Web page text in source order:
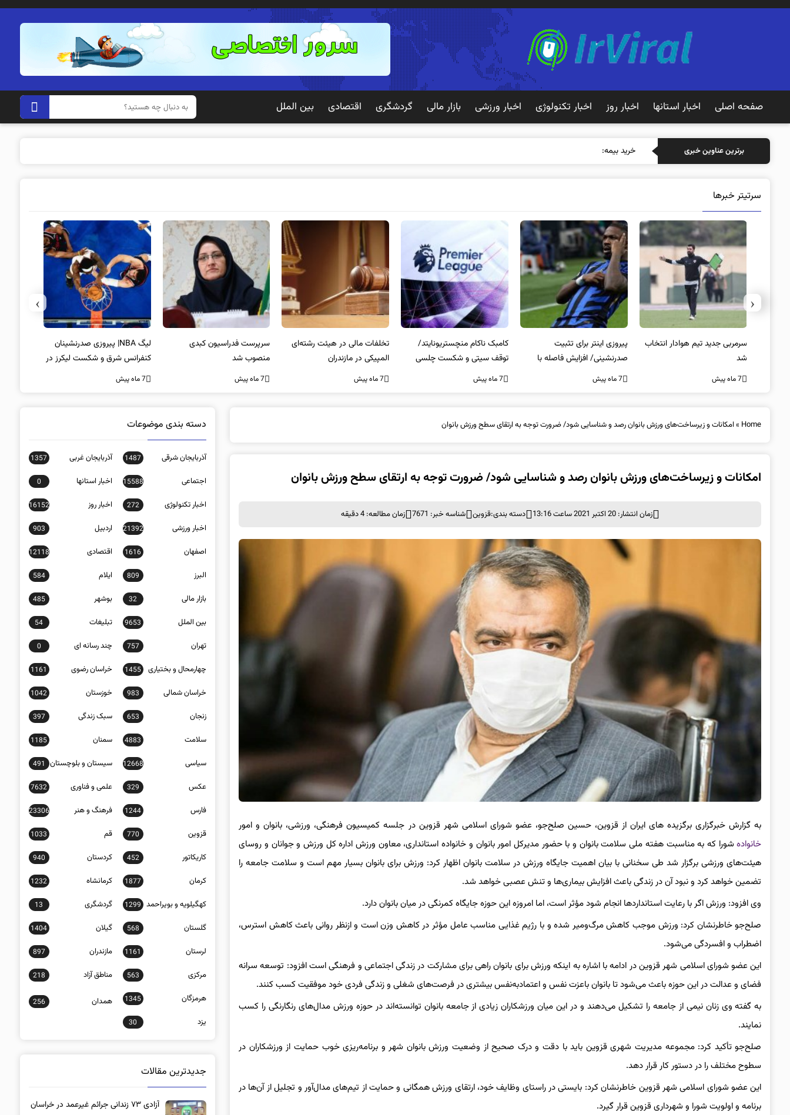
صفحه اصلی اخبار استانها اخبار روز اخبار تکنولوژی اخبار ورزشی بازار مالی گردشگری اقتصادی بین الملل
برترین عناوین خبری خرید بیمه: سنتی یا آنلاین؟ کدام
سرتیتر خبرها
سرمربی جدید تیم هوادار انتخاب
شد
7 ماه پیش
پیروزی اینتر برای تثبیت
صدرنشینی/ افزایش فاصله با
ناپولی
7 ماه پیش
کامبک ناکام منچستریونایتد/
توقف سیتی و شکست چلسی
7 ماه پیش
تخلفات مالی در هیئت رشته‌ای
المپیکی در مازندران
7 ماه پیش
سرپرست فدراسیون کبدی
منصوب شد
7 ماه پیش
لیگ NBA| پیروزی صدرنشینان
کنفرانس شرق و شکست لیکرز در
غیاب جیمز
7 ماه پیش
‹
›
Home
» امکانات و زیرساخت‌های ورزش بانوان رصد و شناسایی شود/ ضرورت توجه به ارتقای سطح ورزش بانوان
امکانات و زیرساخت‌های ورزش بانوان رصد و شناسایی شود/ ضرورت توجه به ارتقای سطح ورزش بانوان
زمان انتشار: 20 اکتبر 2021 ساعت 13:16 دسته بندی:قزوین شناسه خبر: 7671 زمان مطالعه: 4 دقیقه
به گزارش خبرگزاری برگزیده های ایران از قزوین، حسین صلح‌جو، عضو شورای اسلامی شهر قزوین در جلسه کمیسیون فرهنگی، ورزشی، بانوان و امور
خانوادهشورا که به مناسبت هفته ملی سلامت بانوان و با حضور مدیرکل امور بانوان و خانواده استانداری، معاون ورزش اداره کل ورزش و جوانان و روسای
هیئت‌های ورزشی برگزار شد طی سخنانی با بیان اهمیت جایگاه ورزش در سلامت بانوان اظهار کرد: ورزش برای بانوان بسیار مهم است و سلامت جامعه را
تضمین خواهد کرد و نبود آن در زندگی باعث افزایش بیماری‌ها و تنش عصبی خواهد شد.
وی افزود: ورزش اگر با رعایت استانداردها انجام شود مؤثر است، اما امروزه این حوزه جایگاه کمرنگی در میان بانوان دارد.
صلح‌جو خاطرنشان کرد: ورزش موجب کاهش مرگ‌ومیر شده و با رژیم غذایی مناسب عامل مؤثر در کاهش وزن است و ازنظر روانی باعث کاهش استرس،
اضطراب و افسردگی می‌شود.
این عضو شورای اسلامی شهر قزوین در ادامه با اشاره به اینکه ورزش برای بانوان راهی برای مشارکت در زندگی اجتماعی و فرهنگی است افزود: توسعه سرانه
فضای و عدالت در این حوزه باعث می‌شود تا بانوان باعزت نفس و اعتمادبه‌نفس بیشتری در فرصت‌های شغلی و زندگی فردی خود موفقیت کسب کنند.
به گفته وی زنان نیمی از جامعه را تشکیل می‌دهند و در این میان ورزشکاران زیادی از جامعه بانوان توانسته‌اند در حوزه ورزش مدال‌های رنگارنگی را کسب
نمایند.
صلح‌جو تأکید کرد: مجموعه مدیریت شهری قزوین باید با دقت و درک صحیح از وضعیت ورزش بانوان شهر و برنامه‌ریزی خوب حمایت از ورزشکاران در
سطوح مختلف را در دستور کار قرار دهد.
این عضو شورای اسلامی شهر قزوین خاطرنشان کرد: بایستی در راستای وظایف خود، ارتقای ورزش همگانی و حمایت از تیم‌های مدال‌آور و تجلیل از آن‌ها در
برنامه و اولویت شورا و شهرداری قزوین قرار گیرد.
دسته بندی موضوعات
آذربایجان شرقی 1487 آذربایجان غربی 1357
اجتماعی 15588 اخبار استانها 0
اخبار تکنولوژی 272 اخبار روز 16152
اخبار ورزشی 21392 اردبیل 903
اصفهان 1616 اقتصادی 12118
البرز 809 ایلام 584
بازار مالی 32 بوشهر 485
بین الملل 9653 تبلیغات 54
تهران 757 چند رسانه ای 0
چهارمحال و بختیاری 1455 خراسان رضوی 1161
خراسان شمالی 983 خوزستان 1042
زنجان 653 سبک زندگی 397
سلامت 4883 سمنان 1185
سیاسی 12668 سیستان و بلوچستان 491
عکس 329 علمی و فناوری 7632
فارس 1244 فرهنگ و هنر 23306
قزوین 770 قم 1033
کاریکاتور 452 کردستان 940
کرمان 1877 کرمانشاه 1232
کهگیلویه و بویراحمد 1299 گردشگری 13
گلستان 568 گیلان 1404
لرستان 1161 مازندران 897
مرکزی 563 مناطق آزاد 218
هرمزگان 1345 همدان 256
یزد 30
جدیدترین مقالات
آزادی ۷۳ زندانی جرائم غیرعمد در خراسان